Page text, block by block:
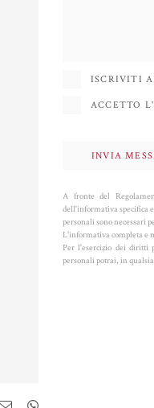
ISCRIVITI
ACCETTO L'
A fronte del
dell'informativa specifica
personali sono necessari
L'informativa completa e
Per l'esercizio dei diritti
personali potrai, in